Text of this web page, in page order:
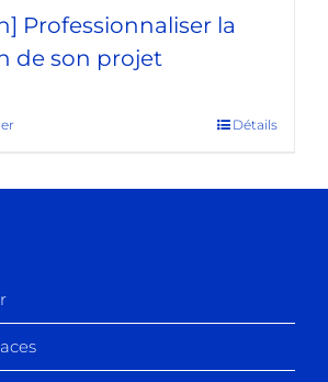
Professionnaliser la
de son projet
Détails